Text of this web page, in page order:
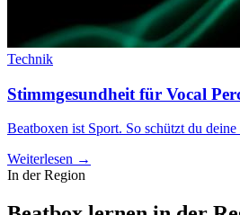
Technik
Stimmgesundheit für Vocal
Beatboxen ist Sport. So schützt du deine
Weiterlesen →
In der Region